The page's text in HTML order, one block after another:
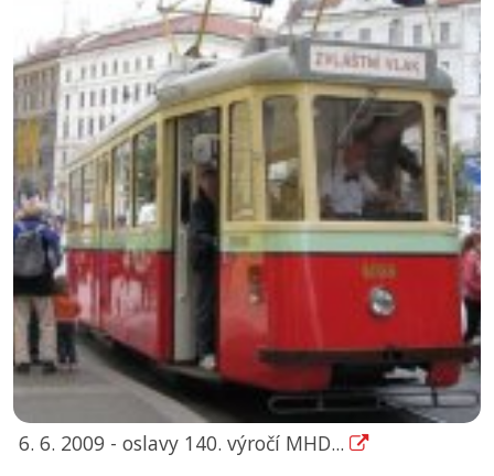
6. 6. 2009 - oslavy 140. výročí MHD...